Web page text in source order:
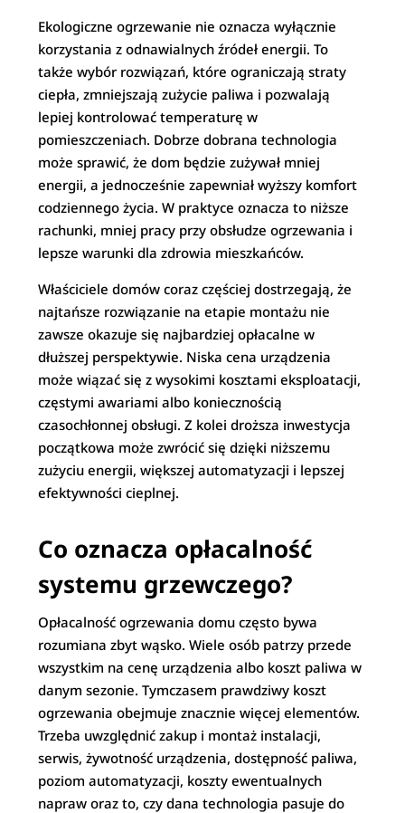
Ekologiczne ogrzewanie nie oznacza wyłącznie
korzystania z odnawialnych źródeł energii. To
także wybór rozwiązań, które ograniczają straty
ciepła, zmniejszają zużycie paliwa i pozwalają
lepiej kontrolować temperaturę w
pomieszczeniach. Dobrze dobrana technologia
może sprawić, że dom będzie zużywał mniej
energii, a jednocześnie zapewniał wyższy komfort
codziennego życia. W praktyce oznacza to niższe
rachunki, mniej pracy przy obsłudze ogrzewania i
lepsze warunki dla zdrowia mieszkańców.
Właściciele domów coraz częściej dostrzegają, że
najtańsze rozwiązanie na etapie montażu nie
zawsze okazuje się najbardziej opłacalne w
dłuższej perspektywie. Niska cena urządzenia
może wiązać się z wysokimi kosztami eksploatacji,
częstymi awariami albo koniecznością
czasochłonnej obsługi. Z kolei droższa inwestycja
początkowa może zwrócić się dzięki niższemu
zużyciu energii, większej automatyzacji i lepszej
efektywności cieplnej.
Co oznacza opłacalność
systemu grzewczego?
Opłacalność ogrzewania domu często bywa
rozumiana zbyt wąsko. Wiele osób patrzy przede
wszystkim na cenę urządzenia albo koszt paliwa w
danym sezonie. Tymczasem prawdziwy koszt
ogrzewania obejmuje znacznie więcej elementów.
Trzeba uwzględnić zakup i montaż instalacji,
serwis, żywotność urządzenia, dostępność paliwa,
poziom automatyzacji, koszty ewentualnych
napraw oraz to, czy dana technologia pasuje do